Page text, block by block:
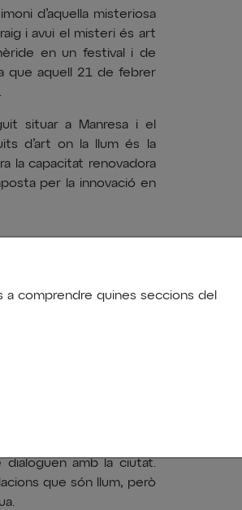
a comprendre quines seccions del
d’aquella misteriosa
i avui el misteri és art
en un festival i de
que aquell 21 de febrer
situar a Manresa i el
d’art on la llum és la
la capacitat renovadora
per la innovació en
el claustre, la torre, els
art i ciutat. Vista, llum i
a través de l’intangible,
de fer-nos pensar,
transversal
amb la ciutat.
que són llum, però